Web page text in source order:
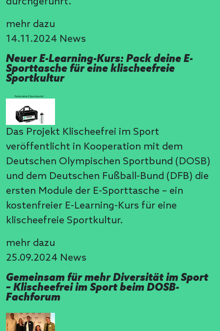
mehr dazu
14.11.2024 News
Neuer E-Learning-Kurs: Pack deine E-
Sporttasche für eine klischeefreie
Sportkultur
Das Projekt Klischeefrei im Sport
veröffentlicht in Kooperation mit dem
Deutschen Olympischen Sportbund (DOSB)
und dem Deutschen Fußball-Bund (DFB) die
ersten Module der E-Sporttasche – ein
kostenfreier E-Learning-Kurs für eine
klischeefreie Sportkultur.
mehr dazu
25.09.2024 News
Gemeinsam für mehr Diversität im Sport
– Klischeefrei im Sport beim DOSB-
Fachforum